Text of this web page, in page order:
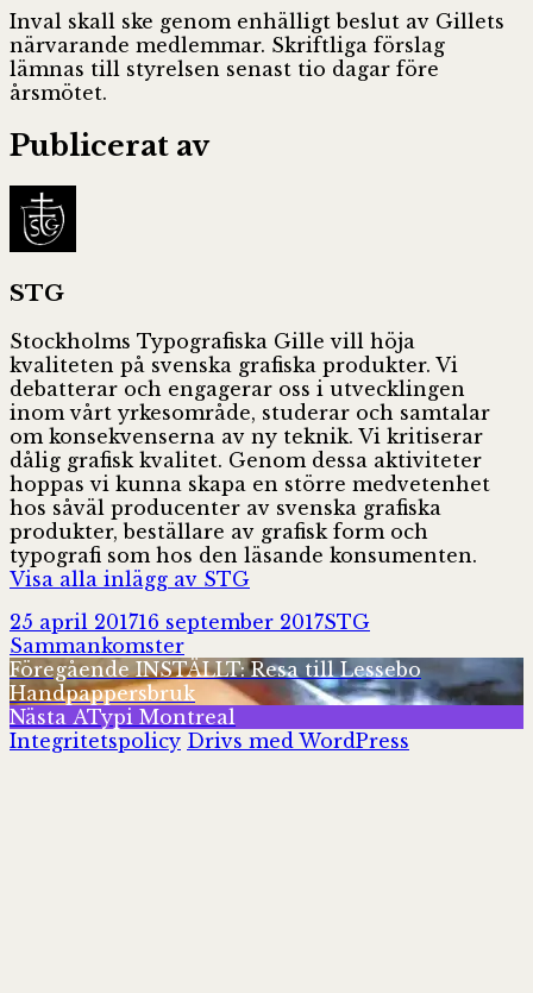
Inval skall ske genom enhälligt beslut av Gillets
närvarande medlemmar. Skriftliga förslag
lämnas till styrelsen senast tio dagar före
årsmötet.
Publicerat av
STG
Stockholms Typografiska Gille vill höja
kvaliteten på svenska grafiska produkter. Vi
debatterar och engagerar oss i utvecklingen
inom vårt yrkesområde, studerar och samtalar
om konsekvenserna av ny teknik. Vi kritiserar
dålig grafisk kvalitet. Genom dessa aktiviteter
hoppas vi kunna skapa en större medvetenhet
hos såväl producenter av svenska grafiska
produkter, beställare av grafisk form och
typografi som hos den läsande konsumenten.
Visa alla inlägg av STG
Postat
25 april 201716 september 2017Författare
STGKategorier
Sammankomster
Inläggsnavigering
Föregående Föregående
inlägg:
INSTÄLLT: Resa till Lessebo
Handpappersbruk
Nästa Nästa
inlägg:
ATypi Montreal
Integritetspolicy Drivs med WordPress